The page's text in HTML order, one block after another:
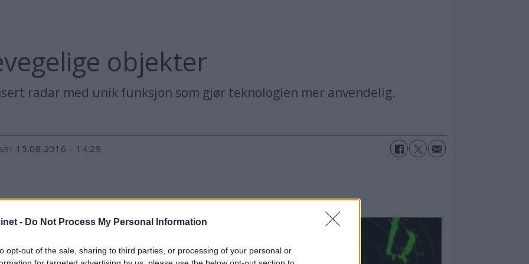
- Do Not Process My Personal Information
opt-out of the sale, sharing to third parties, or processing of your personal or
objekter
radar med unik funksjon som gjør teknologien mer anvendelig.
15.08.2016 - 14:29
noe som gjør det enklere å tyde